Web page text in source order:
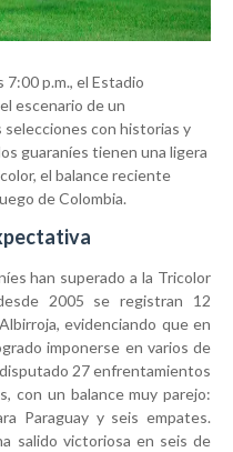
7:00 p.m., el Estadio
escenario de un
con historias y
guaraníes tienen una ligera
el balance reciente
de Colombia.
han superado a la Tricolor
2005 se registran 12
evidenciando que en
imponerse en varios de
27 enfrentamientos
con un balance muy parejo:
Paraguay y seis empates.
salido victoriosa en seis de